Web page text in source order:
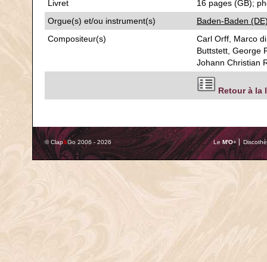
Livret
16 pages (GB);
Orgue(s) et/ou instrument(s)
Baden-Baden
Compositeur(s)
Carl Orff, Marco
Buttstett, George
Johann Christian
Retour à la
© Clap&Go 2006 - 2026 Le M'O+ ⎢